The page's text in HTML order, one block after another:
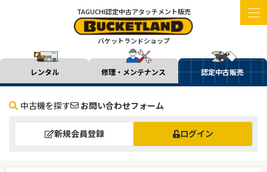
TAGUCHI認定中古アタッチメント販売
バケットランドショップ
レンタル 修理・メンテナンス 認定中古販売
中古機を探す お問い合わせフォーム
新規会員登録 ログイン